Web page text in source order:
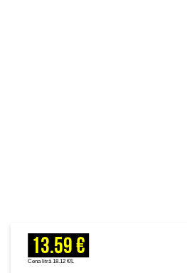
13.59 €
Cena litrā 18.12 €/L